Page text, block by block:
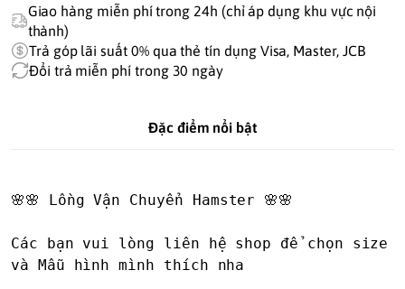
Giao hàng miễn phí trong 24h (chỉ áp dụng khu vực nội
thành)
Trả góp lãi suất 0% qua thẻ tín dụng Visa, Master, JCB
Đổi trả miễn phí trong 30 ngày
Đặc điểm nổi bật
🌸🌸 Lồng Vận Chuyển Hamster 🌸🌸
Các bạn vui lòng liên hệ shop để chọn size
và Mẫu hình mình thích nha